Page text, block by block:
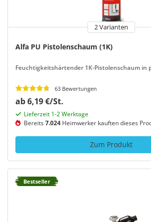
2 Varianten
Alfa PU Pistolenschaum (1K)
Feuchtigkeitshärtender 1K-Pistolenschaum in
63 Bewertungen
ab 6,19 €/St.
Lieferzeit 1-2 Werktage
Bereits7.024 Heimwerker kauften dieses
Zum Produkt
Bestseller